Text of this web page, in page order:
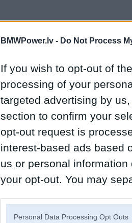
BMWPower.lv - Do Not Process
If you wish to opt-out of
processing of your
targeted advertising by
section to confirm your
opt-out request is
interest-based ads based
us or personal
your opt-out. You may
Personal Data Processing Opt Outs